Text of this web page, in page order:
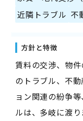
近隣トラブル 不
方針と特徴
賃料の交渉、物
のトラブル、不
ョン関連の紛争
ルは、多岐に渡